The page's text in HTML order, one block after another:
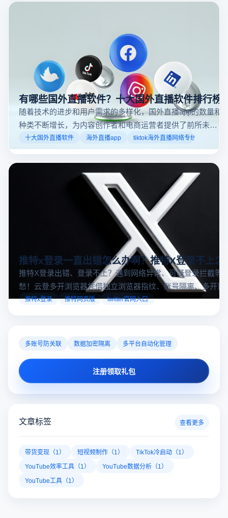
可以随时随地参与实时互动，无论是关注新闻事件、休
有哪些国外直播软件？十大国外直播软件排行榜
随着技术的进步和用户需求的多样化，国外直播app的数量和
种类不断增长，为内容创作者和电商运营者提供了前所未有
的机遇。如果你是一个跨境电商从业者，想要了解2025年十
大国外直播软件排行榜，那么你来对地方了！接下来跟着云
登多开浏览器一起来了解海外直播平台哪些最受欢迎。
十大国外直播软件 海外直播app tiktok海外直播网络专线
推特x登录一直出错怎么办啊？推特X登录不上怎
推特X登录出错、登录不上？遇到网络异常、可疑登录拦截等
愁！云登多开浏览器凭借独立浏览器指纹、账号隔离、多开窗
对性解决登录难题，让推特X登录更稳定安全～
推特x登录 推特网页版 twitter官网入口
多账号防关联 数据加密隔离 多平台自动化管理
注册领取礼包
文章标签 查看更多
带货变现（1） 短视频制作（1）
TikTok冷启动（1）
YouTube效率工具（1）
YouTube数据分析（1）
YouTube工具（1）